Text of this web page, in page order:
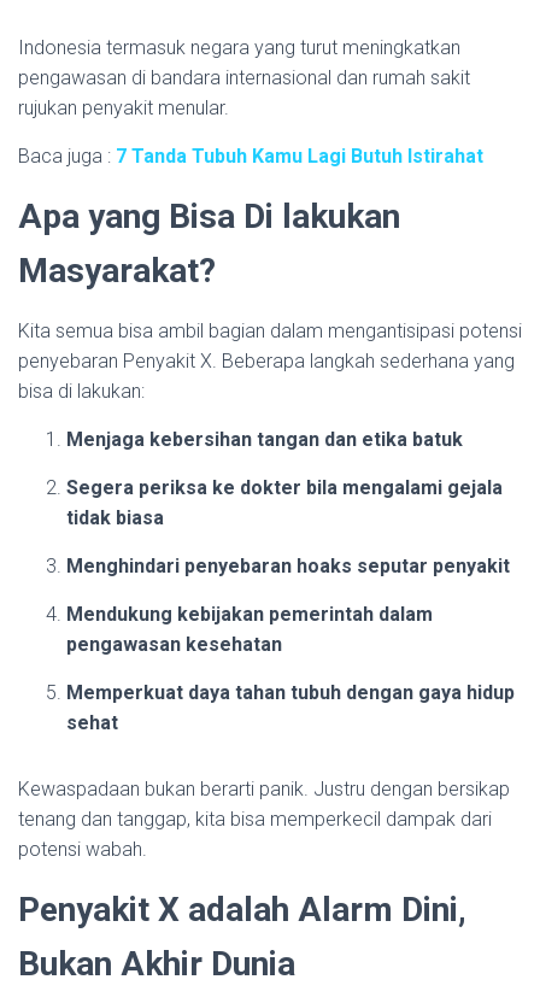
Indonesia termasuk negara yang turut meningkatkan
pengawasan di bandara internasional dan rumah sakit
rujukan penyakit menular.
Baca juga : 7 Tanda Tubuh Kamu Lagi Butuh Istirahat
Apa yang Bisa Di lakukan
Masyarakat?
Kita semua bisa ambil bagian dalam mengantisipasi potensi
penyebaran Penyakit X. Beberapa langkah sederhana yang
bisa di lakukan:
Menjaga kebersihan tangan dan etika batuk
Segera periksa ke dokter bila mengalami gejala
tidak biasa
Menghindari penyebaran hoaks seputar penyakit
Mendukung kebijakan pemerintah dalam
pengawasan kesehatan
Memperkuat daya tahan tubuh dengan gaya hidup
sehat
Kewaspadaan bukan berarti panik. Justru dengan bersikap
tenang dan tanggap, kita bisa memperkecil dampak dari
potensi wabah.
Penyakit X adalah Alarm Dini,
Bukan Akhir Dunia